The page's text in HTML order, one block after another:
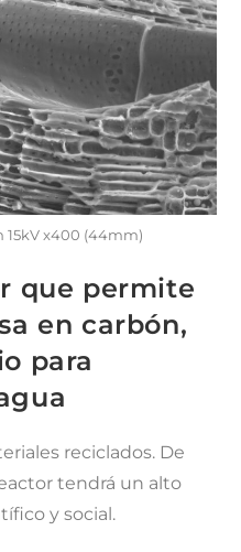
15kV x400 (44mm)
que permite
en carbón,
para
reciclados. De
tendrá un alto
y social.